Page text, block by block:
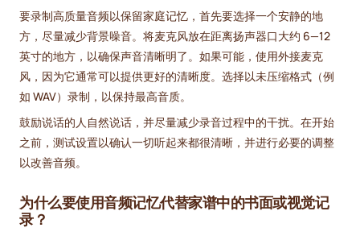
要录制高质量音频以保留家庭记忆，首先要选择一个安静的地
方，尽量减少背景噪音。将麦克风放在距离扬声器口大约 6—12
英寸的地方，以确保声音清晰明了。如果可能，使用外接麦克
风，因为它通常可以提供更好的清晰度。选择以未压缩格式（例
如 WAV）录制，以保持最高音质。
鼓励说话的人自然说话，并尽量减少录音过程中的干扰。在开始
之前，测试设置以确认一切听起来都很清晰，并进行必要的调整
以改善音频。
为什么要使用音频记忆代替家谱中的书面或视觉记
录？